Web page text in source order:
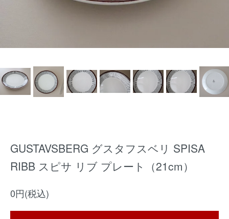
GUSTAVSBERG グスタフスベリ SPISA
RIBB スピサ リブ プレート（21cm）
0円(税込)